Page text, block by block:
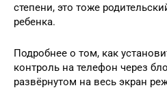
степени, это тоже
ребенка.
Подробнее о том, как
контроль на телефон через
развёрнутом на весь экран